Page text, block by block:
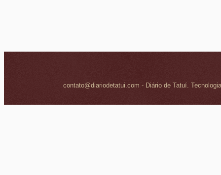
contato@diariodetatui.com - Diário de Tatuí.